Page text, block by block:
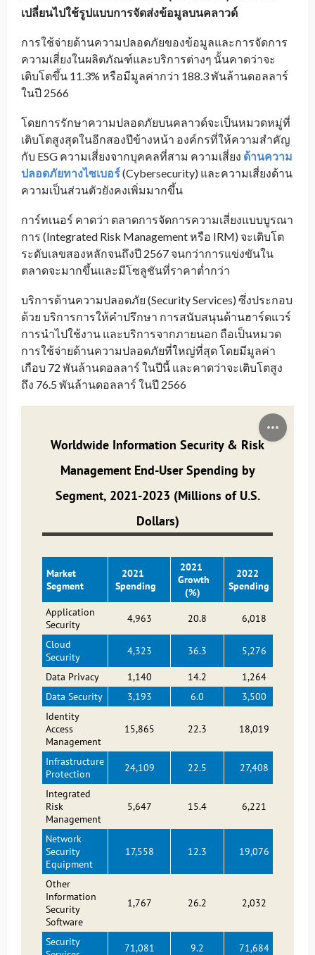
เปลี่ยนไปใช้รูปแบบการจัดส่งข้อมูลบนคลาวด์
การใช้จ่ายด้านความปลอดภัยของข้อมูลและการจัดการ
ความเสี่ยงในผลิตภัณฑ์และบริการต่างๆ นั้นคาดว่าจะ
เติบโตขึ้น 11.3% หรือมีมูลค่ากว่า 188.3 พันล้านดอลลาร์
ในปี 2566
โดยการรักษาความปลอดภัยบนคลาวด์จะเป็นหมวดหมู่ที่
เติบโตสูงสุดในอีกสองปีข้างหน้า องค์กรที่ให้ความสำคัญ
กับ ESG ความเสี่ยงจากบุคคลที่สาม ความเสี่ยง ด้านความ
ปลอดภัยทางไซเบอร์(Cybersecurity) และความเสี่ยงด้าน
ความเป็นส่วนตัวยังคงเพิ่มมากขึ้น
การ์ทเนอร์ คาดว่า ตลาดการจัดการความเสี่ยงแบบบูรณา
การ (Integrated Risk Management หรือ IRM) จะเติบโต
ระดับเลขสองหลักจนถึงปี 2567 จนกว่าการแข่งขันใน
ตลาดจะมากขึ้นและมีโซลูชันที่ราคาต่ำกว่า
บริการด้านความปลอดภัย (Security Services) ซึ่งประกอบ
ด้วย บริการการให้คำปรึกษา การสนับสนุนด้านฮาร์ดแวร์
การนำไปใช้งาน และบริการจากภายนอก ถือเป็นหมวด
การใช้จ่ายด้านความปลอดภัยที่ใหญ่ที่สุด โดยมีมูลค่า
เกือบ 72 พันล้านดอลลาร์ ในปีนี้ และคาดว่าจะเติบโตสูง
ถึง 76.5 พันล้านดอลลาร์ ในปี 2566